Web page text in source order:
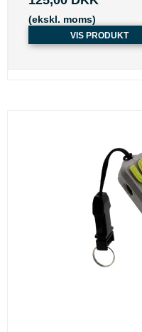
(ekskl. moms)
VIS PRODUKT